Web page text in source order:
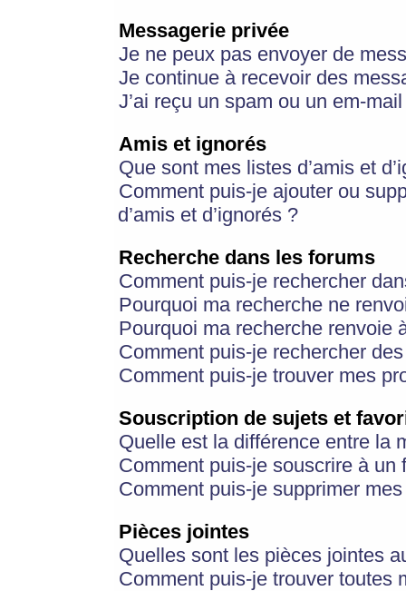
Messagerie privée
Je ne peux pas envoyer de
Je continue à recevoir des
J’ai reçu un spam ou un em-
Amis et ignorés
Que sont mes listes d’amis et
Comment puis-je ajouter ou
d’amis et d’ignorés ?
Recherche dans les forums
Comment puis-je rechercher
Pourquoi ma recherche ne
Pourquoi ma recherche renvoie
Comment puis-je rechercher
Comment puis-je trouver mes
Souscription de sujets et
Quelle est la différence entre la
Comment puis-je souscrire à
Comment puis-je supprimer
Pièces jointes
Quelles sont les pièces jointes
Comment puis-je trouver toutes